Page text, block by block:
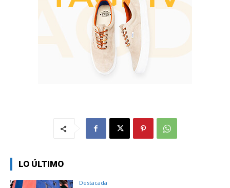
LO ÚLTIMO
Destacada